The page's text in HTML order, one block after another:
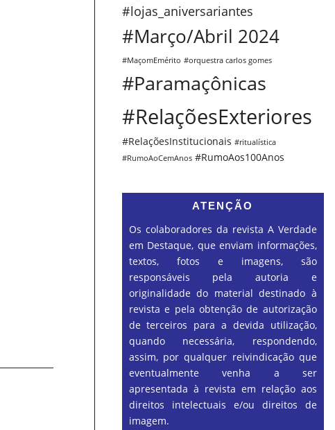
#lojas_aniversariantes
#Março/Abril 2024
#MaçomEmérito #orquestra carlos gomes
#Paramaçônicas
#RelaçõesExteriores
#RelaçõesInstitucionais #ritualística
#RumoAoCemAnos #RumoAos100Anos
ATENÇÃO
Os colaboradores da revista A Verdade
em Destaque, que enviam informações,
textos, fotos e imagens, são
responsáveis pela autoria e
originalidade do material destinado à
revista e pela obtenção de autorização
de terceiros para a devida utilização,
quando necessária, respondendo,
assim, por qualquer reivindicação que
eventualmente venha a ser
apresentada à revista em relação aos
direitos intelectuais e/ou direitos de
imagem.